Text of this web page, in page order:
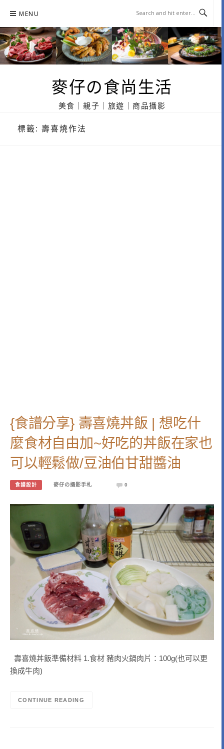
content
MENU
麥仔の食尚生活
美食｜親子｜旅遊｜商品攝影
標籤: 壽喜燒作法
{食譜分享} 壽喜燒丼飯 | 想吃什
麼食材自由加~好吃的丼飯在家也
可以輕鬆做/豆油伯甘甜醬油
食譜設計 麥仔の攝影手札 0
壽喜燒丼飯準備材料 1.食材 豬肉火鍋肉片：100g(也可以更
換成牛肉)
CONTINUE READING